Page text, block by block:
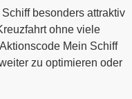
besonders attraktiv
ohne viele
Mein Schiff
zu optimieren oder